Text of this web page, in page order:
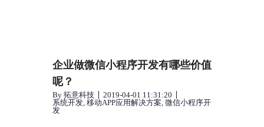
企业做微信小程序开发有哪些价值
呢？
By 拓意科技
2019-04-01 11:31:20
系统开发, 移动APP应用解决方案, 微信小程序开
发